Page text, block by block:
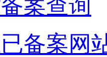
案查询
备案网